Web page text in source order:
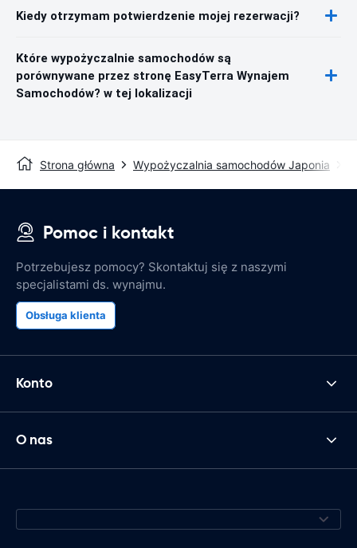
Kiedy otrzymam potwierdzenie mojej rezerwacji?
Które wypożyczalnie samochodów są
porównywane przez stronę EasyTerra Wynajem
Samochodów? w tej lokalizacji
Strona główna Wypożyczalnia samochodów Japonia
Pomoc i kontakt
Potrzebujesz pomocy? Skontaktuj się z naszymi
specjalistami ds. wynajmu.
Obsługa klienta
Konto
O nas